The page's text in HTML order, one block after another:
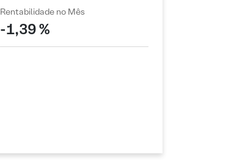
Rentabilidade no Mês
-1,39 %